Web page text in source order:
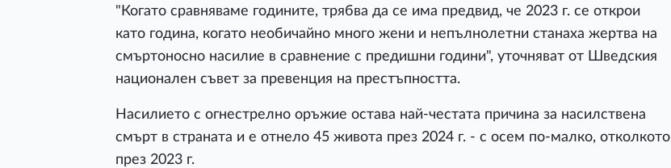
"Когато сравняваме годините, трябва да се има предвид, че 2023 г. се открои
като година, когато необичайно много жени и непълнолетни станаха жертва на
смъртоносно насилие в сравнение с предишни години", уточняват от Шведския
национален съвет за превенция на престъпността.
Насилието с огнестрелно оръжие остава най-честата причина за насилствена
смърт в страната и е отнело 45 живота през 2024 г. - с осем по-малко, отколкото
през 2023 г.